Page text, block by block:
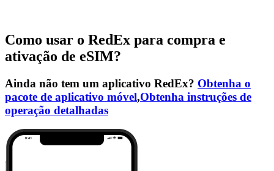
Como usar o RedEx para compra e
ativação de eSIM?
Ainda não tem um aplicativo RedEx? Obtenha o
pacote de aplicativo móvel,Obtenha instruções de
operação detalhadas